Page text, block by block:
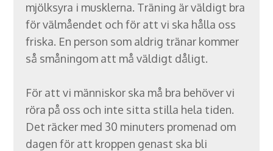
mjölksyra i musklerna. Träning är väldigt bra
för välmåendet och för att vi ska hålla oss
friska. En person som aldrig tränar kommer
så småningom att må väldigt dåligt.
För att vi människor ska må bra behöver vi
röra på oss och inte sitta stilla hela tiden.
Det räcker med 30 minuters promenad om
dagen för att kroppen genast ska bli